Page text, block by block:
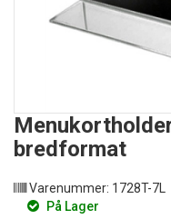
bredformat
Varenummer: 1728T-7L
På Lager